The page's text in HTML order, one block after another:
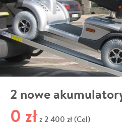
2 nowe
0 zł z 2 400 zł (Cel)